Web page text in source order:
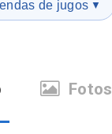
de jugos ▼
Fotos